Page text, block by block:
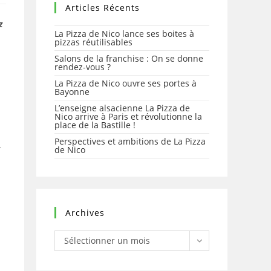
Articles Récents
La Pizza de Nico lance ses boites à
pizzas réutilisables
Salons de la franchise : On se donne
rendez-vous ?
La Pizza de Nico ouvre ses portes à
Bayonne
L’enseigne alsacienne La Pizza de
Nico arrive à Paris et révolutionne la
place de la Bastille !
Perspectives et ambitions de La Pizza
de Nico
Archives
Archives
Sélectionner un mois